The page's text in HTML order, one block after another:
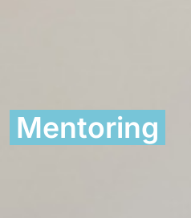
Mentoring